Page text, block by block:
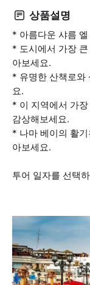
상품설명
* 아름다운 샤름
* 도시에서 가장
아보세요.
* 유명한 산책로와
요.
* 이 지역에서 가
감상해보세요.
* 나마 베이의 활
아보세요.
투어 일자를 선택